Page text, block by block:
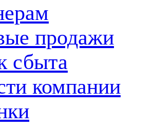
продажи
сбыта
компании